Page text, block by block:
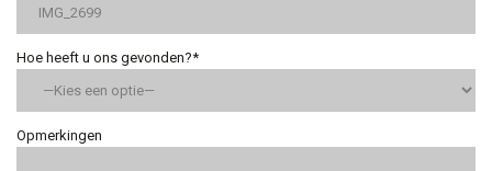
Hoe heeft u ons gevonden?*
Opmerkingen